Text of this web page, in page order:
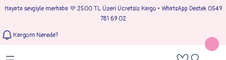
Hayata sevgiyle merhaba 💜 2500 TL Üzeri Ücretsiz Kargo • WhatsApp Destek 0549
781 69 02
Kargom Nerede?
Geri Dön
Geri Dön
Geri Dön
Geri Dön